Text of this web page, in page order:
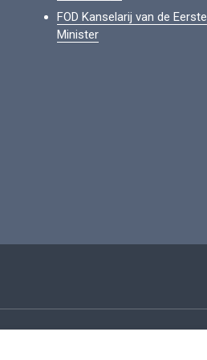
FOD Kanselarij van de Eerste
Minister